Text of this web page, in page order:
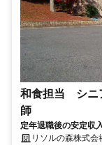
和食担当 シニ
師
定年退職後の安定収
リソルの森株式